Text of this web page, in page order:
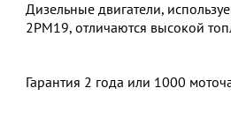
Дизельные двигатели,
2РМ19, отличаются высокой
Гарантия 2 года или 1000